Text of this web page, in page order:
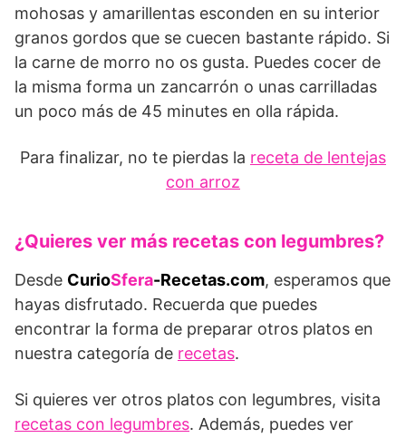
mohosas y amarillentas esconden en su interior
granos gordos que se cuecen bastante rápido. Si
la carne de morro no os gusta. Puedes cocer de
la misma forma un zancarrón o unas carrilladas
un poco más de 45 minutes en olla rápida.
Para finalizar, no te pierdas la receta de lentejas
con arroz
¿Quieres ver más recetas con legumbres?
Desde CurioSfera-Recetas.com, esperamos que
hayas disfrutado. Recuerda que puedes
encontrar la forma de preparar otros platos en
nuestra categoría de recetas.
Si quieres ver otros platos con legumbres, visita
recetas con legumbres. Además, puedes ver